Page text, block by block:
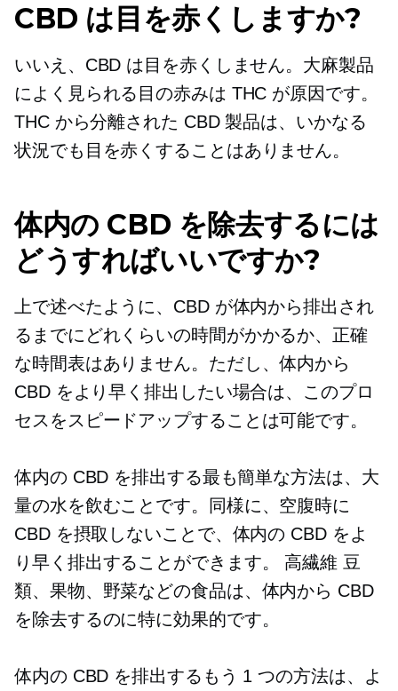
CBD は目を赤くしますか?
いいえ、CBD は目を赤くしません。大麻製品
によく見られる目の赤みは THC が原因です。
THC から分離された CBD 製品は、いかなる
状況でも目を赤くすることはありません。
体内の CBD を除去するには
どうすればいいですか?
上で述べたように、CBD が体内から排出され
るまでにどれくらいの時間がかかるか、正確
な時間表はありません。ただし、体内から
CBD をより早く排出したい場合は、このプロ
セスをスピードアップすることは可能です。
体内の CBD を排出する最も簡単な方法は、大
量の水を飲むことです。同様に、空腹時に
CBD を摂取しないことで、体内の CBD をよ
り早く排出することができます。 高繊維 豆
類、果物、野菜などの食品は、体内から CBD
を除去するのに特に効果的です。
体内の CBD を排出するもう 1 つの方法は、よ